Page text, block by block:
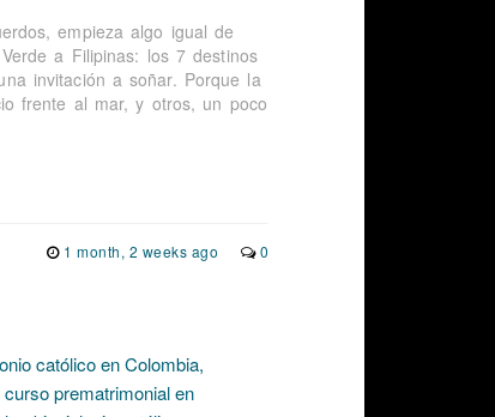
empieza algo igual de
a Filipinas: los 7 destinos
invitación a soñar. Porque la
frente al mar, y otros, un poco
1 month, 2 weeks ago 0